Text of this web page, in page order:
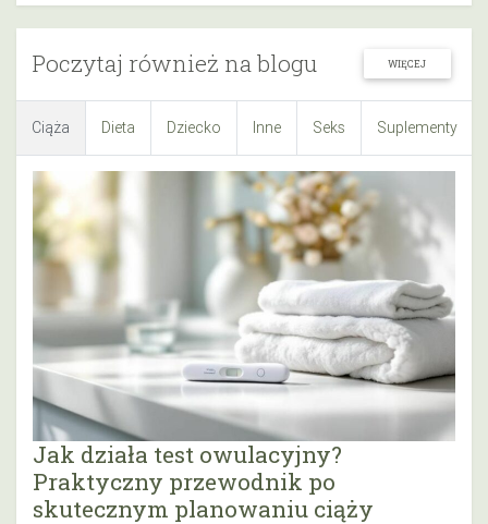
Poczytaj również na blogu WIĘCEJ
Ciąża Dieta Dziecko Inne Seks Suplementy
Jak działa test owulacyjny?
Praktyczny przewodnik po
skutecznym planowaniu ciąży